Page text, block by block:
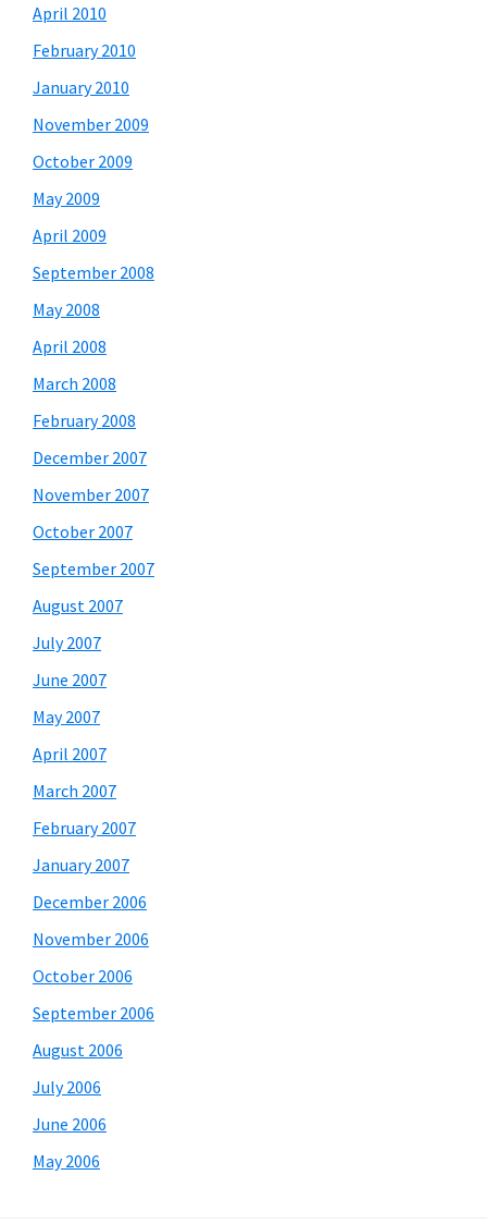
April 2010
February 2010
January 2010
November 2009
October 2009
May 2009
April 2009
September 2008
May 2008
April 2008
March 2008
February 2008
December 2007
November 2007
October 2007
September 2007
August 2007
July 2007
June 2007
May 2007
April 2007
March 2007
February 2007
January 2007
December 2006
November 2006
October 2006
September 2006
August 2006
July 2006
June 2006
May 2006